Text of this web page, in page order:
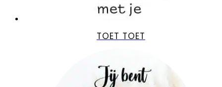
TOET TOET